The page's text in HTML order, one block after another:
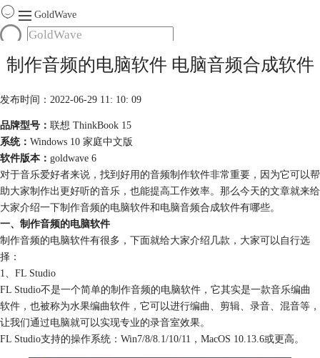
GoldWave
首页
产品
购买
制作音频的电脑软件 电脑音频合成软件
发布时间：2022-06-29 11: 10: 09
品牌型号： 联想 ThinkBook 15
系统： Windows 10 家庭中文版
软件版本： goldwave 6
对于音乐爱好者来说，找到好用的音频制作软件非常重要，因为它可以帮
助大家制作出更好听的音乐，也能提高工作效率。那么今天的文章就来给
大家介绍一下制作音频的电脑软件和电脑音频合成软件有哪些。
一、制作音频的电脑软件
制作音频的电脑软件有很多，下面就给大家介绍几款，大家可以自行选
择：
1、FL Studio
FL Studio不是一个简单的制作音频的电脑软件，它其实是一款音乐编曲
软件，也被称为水果编曲软件，它可以进行编曲、剪辑、录音、混音等，
让我们通过电脑就可以实现专业的录音室效果。
FL Studio支持的操作系统：Win7/8/8.1/10/11，MacOS 10.13.6或更高。